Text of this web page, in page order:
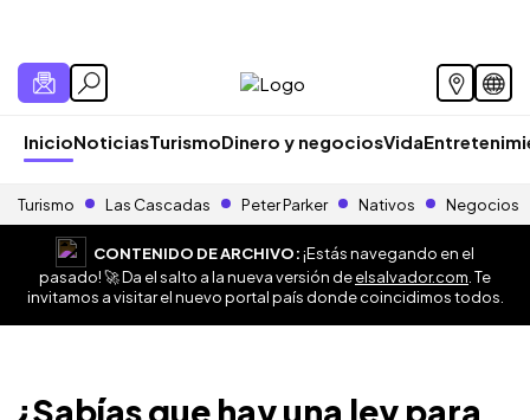
InicioNoticiasTurismoDinero y negociosVida
Turismo Las Cascadas Peter Parker Nativos Negocios
CONTENIDO DE ARCHIVO:¡Estás navegando en el
pasado! 🚀 Da el salto a la nueva versión deelsalvador.com . Te
invitamos a visitar el nuevo portal país donde coincidimos todos.
¿Sabías que hay una ley para